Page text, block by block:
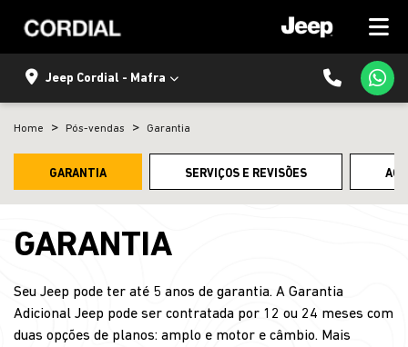
Jeep Cordial - Mafra
Home Pós-vendas Garantia
SERVIÇOS E REVISÕES
GARANTIA
GARANTIA
Seu Jeep pode ter até 5 anos de garantia. A Garantia
Adicional Jeep pode ser contratada por 12 ou 24 meses com
duas opções de planos: amplo e motor e câmbio. Mais